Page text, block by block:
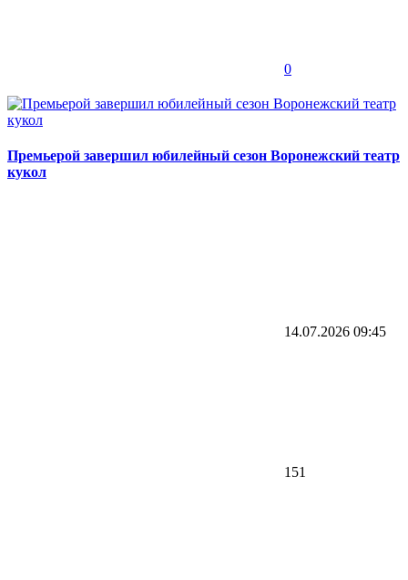
0
Премьерой завершил юбилейный сезон Воронежский театр
кукол
14.07.2026 09:45
151